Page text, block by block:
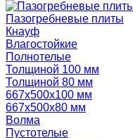
Пазогребневые плиты
Кнауф
Влагостойкие
Полнотелые
Толщиной 100 мм
Толщиной 80 мм
667х500х100 мм
667х500х80 мм
Волма
Пустотелые